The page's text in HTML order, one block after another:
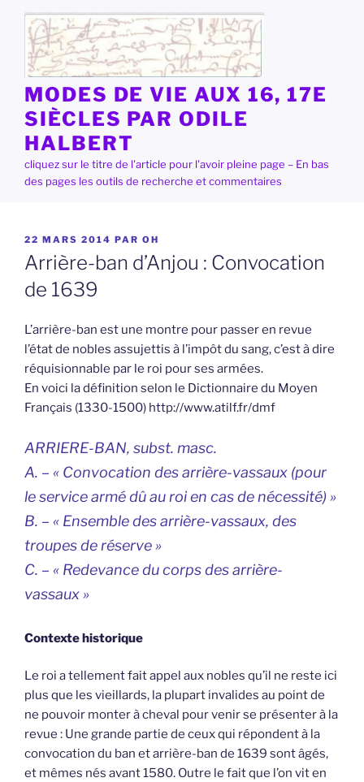
contenu
principal
MODES DE VIE AUX 16, 17E
SIÈCLES PAR ODILE
HALBERT
cliquez sur le titre de l'article pour l'avoir pleine page – En bas
des pages les outils de recherche et commentaires
PUBLIÉ
LE
22 MARS 2014 PAR OH
Arrière-ban d’Anjou : Convocation
de 1639
L’arrière-ban est une montre pour passer en revue
l’état de nobles assujettis à l’impôt du sang, c’est à dire
réquisionnable par le roi pour ses armées.
En voici la définition selon le Dictionnaire du Moyen
Français (1330-1500) http://www.atilf.fr/dmf
ARRIERE-BAN, subst. masc.
A. – « Convocation des arrière-vassaux (pour
le service armé dû au roi en cas de nécessité) »
B. – « Ensemble des arrière-vassaux, des
troupes de réserve »
C. – « Redevance du corps des arrière-
vassaux »
Contexte historique
Le roi a tellement fait appel aux nobles qu’il ne reste ici
plus que les vieillards, la plupart invalides au point de
ne pouvoir monter à cheval pour venir se présenter à la
revue : Une grande partie de ceux qui répondent à la
convocation du ban et arrière-ban de 1639 sont âgés,
et mêmes nés avant 1580. Outre le fait que l’on vit en